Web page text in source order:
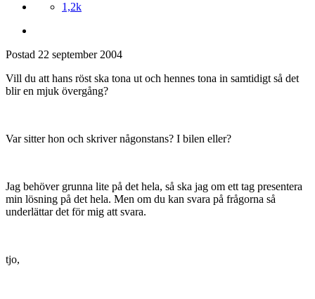
1,2k
Postad 22 september 2004
Vill du att hans röst ska tona ut och hennes tona in samtidigt så det
blir en mjuk övergång?
Var sitter hon och skriver någonstans? I bilen eller?
Jag behöver grunna lite på det hela, så ska jag om ett tag presentera
min lösning på det hela. Men om du kan svara på frågorna så
underlättar det för mig att svara.
tjo,